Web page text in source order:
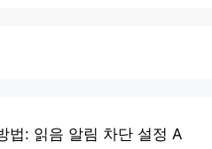
법: 읽음 알림 차단 설정 A